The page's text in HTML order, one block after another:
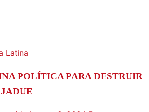
Latina
POLÍTICA PARA DESTRUIR